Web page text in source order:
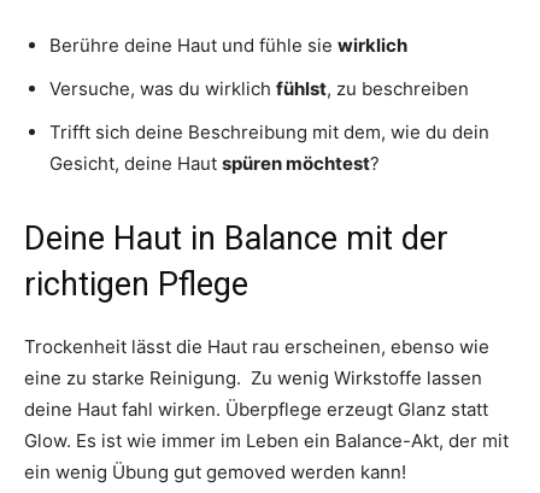
Berühre deine Haut und fühle sie wirklich
Versuche, was du wirklich fühlst, zu beschreiben
Trifft sich deine Beschreibung mit dem, wie du dein
Gesicht, deine Haut spüren möchtest?
Deine Haut in Balance mit der
richtigen Pflege
Trockenheit lässt die Haut rau erscheinen, ebenso wie
eine zu starke Reinigung. Zu wenig Wirkstoffe lassen
deine Haut fahl wirken. Überpflege erzeugt Glanz statt
Glow. Es ist wie immer im Leben ein Balance-Akt, der mit
ein wenig Übung gut gemoved werden kann!